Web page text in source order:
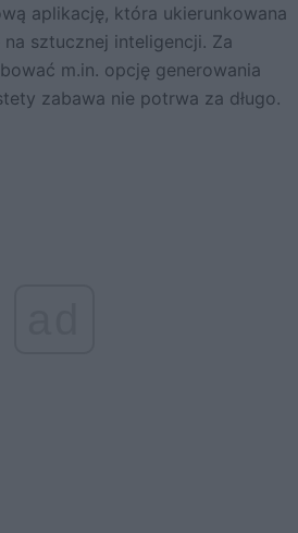
sztucznej inteligencji. Za
m.in. opcję generowania
zabawa nie potrwa za długo.